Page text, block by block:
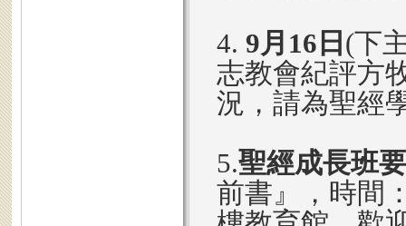
4. 9月16日 (下
志教會紀評方
況，請為聖經
5.聖經成長班
前書』，時間